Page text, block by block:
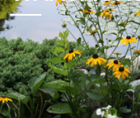
Vijver
Vijveraanleg